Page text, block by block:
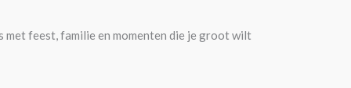
met feest, familie en momenten die je groot wilt